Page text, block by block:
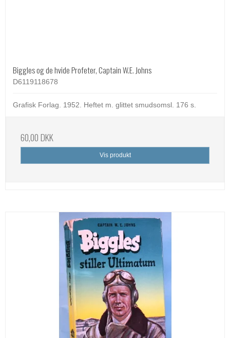
Biggles og de hvide Profeter, Captain W.E. Johns
D6119118678
Grafisk Forlag. 1952. Heftet m. glittet smudsomsl. 176 s.
60,00 DKK
Vis produkt